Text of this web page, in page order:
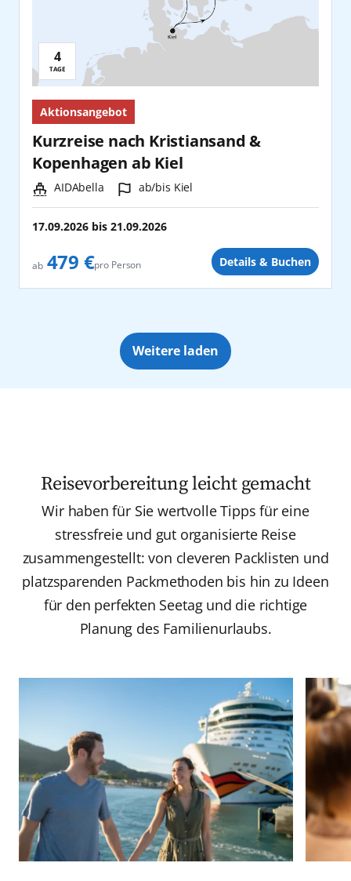
Teneriffa
Tokio
Warnemünde
Yokohama
Reisedauer:
4
TAGE
Aktionsangebot
Kurzreise nach Kristiansand &
Kopenhagen ab Kiel
Schiff:
AIDAbella Hafen:
ab/bis Kiel
17.09.2026 bis 21.09.2026
ab 479 €pro Person Details & Buchen
Weitere laden
Reisevorbereitung leicht gemacht
Wir haben für Sie wertvolle Tipps für eine
stressfreie und gut organisierte Reise
zusammengestellt: von cleveren Packlisten und
platzsparenden Packmethoden bis hin zu Ideen
für den perfekten Seetag und die richtige
Planung des Familienurlaubs.